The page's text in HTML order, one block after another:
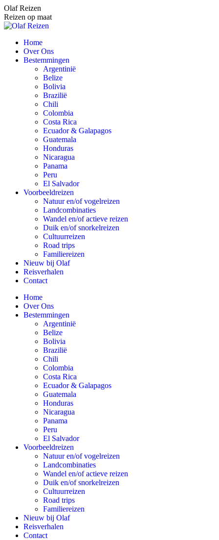
Spring
naar
content
Olaf Reizen
Reizen op maat
Home
Over Ons
Bestemmingen
Argentinië
Belize
Bolivia
Brazilië
Chili
Colombia
Costa Rica
Ecuador & Galapagos
Guatemala
Honduras
Nicaragua
Panama
Peru
El Salvador
Voorbeeldreizen
Natuur en/of vogelreizen
Landcombinaties
Wandel en/of actieve reizen
Duik en/of snorkelreizen
Cultuurreizen
Road trips
Familiereizen
Nieuw bij Olaf
Reisverhalen
Contact
Home
Over Ons
Bestemmingen
Argentinië
Belize
Bolivia
Brazilië
Chili
Colombia
Costa Rica
Ecuador & Galapagos
Guatemala
Honduras
Nicaragua
Panama
Peru
El Salvador
Voorbeeldreizen
Natuur en/of vogelreizen
Landcombinaties
Wandel en/of actieve reizen
Duik en/of snorkelreizen
Cultuurreizen
Road trips
Familiereizen
Nieuw bij Olaf
Reisverhalen
Contact